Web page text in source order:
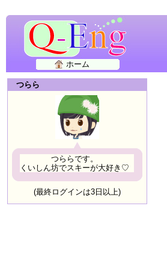
ホーム
つらら
つららです。
くいしん坊でスキーが大好き♡
(最終ログインは3日以上)